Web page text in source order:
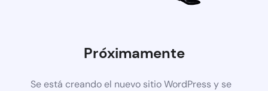
Próximamente
Se está creando el nuevo sitio WordPress y se